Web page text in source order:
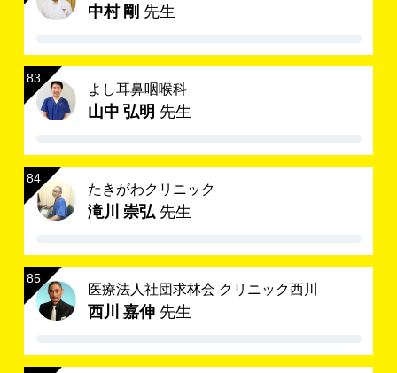
中村 剛 先生
よし耳鼻咽喉科
山中 弘明 先生
たきがわクリニック
滝川 崇弘 先生
医療法人社団求林会 クリニック西川
西川 嘉伸 先生